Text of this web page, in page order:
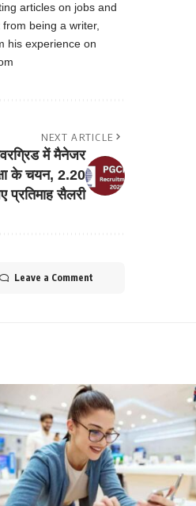
articles on jobs and
being a writer,
his experience on
NEXT ARTICLE
में मैनेजर
के चयन, 2.20
प्रतिमाह सैलरी
Leave a Comment